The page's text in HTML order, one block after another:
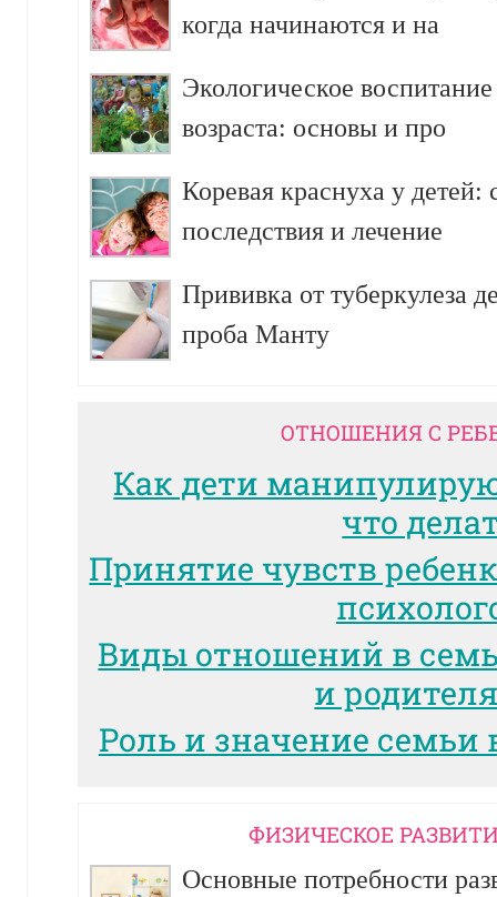
когда начинаются и на
Экологическое
возраста: основы и про
Коревая краснуха у
последствия и лечение
Прививка от туберкулеза
проба Манту
ОТНОШЕНИЯ С
Как дети
что
Принятие чувств
Виды отношений в
и
Роль и значение семьи
ФИЗИЧЕСКОЕ
Основные потребности